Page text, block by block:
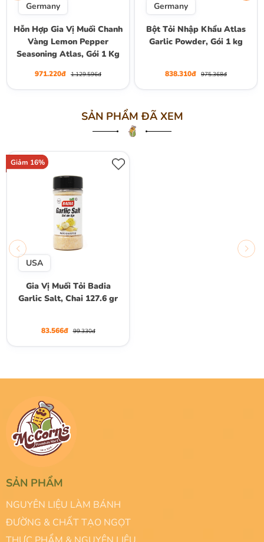
Germany
Hỗn Hợp Gia Vị Muối Chanh
Vàng Lemon Pepper
Seasoning Atlas, Gói 1 Kg
971.220đ 1.129.596đ
Germany
Bột Tỏi Nhập Khẩu Atlas
Garlic Powder, Gói 1 kg
838.310đ 975.368đ
SẢN PHẨM ĐÃ XEM
Giảm 16%
USA
Gia Vị Muối Tỏi Badia
Garlic Salt, Chai 127.6 gr
83.566đ 99.330đ
SẢN PHẨM
NGUYÊN LIỆU LÀM BÁNH
ĐƯỜNG & CHẤT TẠO NGỌT